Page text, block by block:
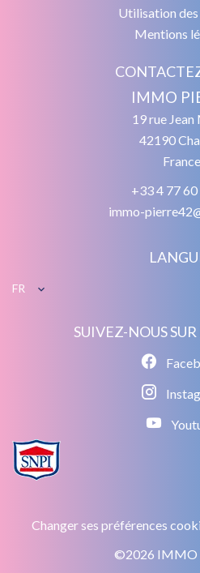
Utilisation
Mentions
IMMO
19 rue
42190
France
+33 4 77 60
immo-
FR
SUIVEZ-NOUS SUR
Changer ses préférences
©2026 IMMO